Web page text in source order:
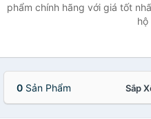
phẩm chính hãng với giá tốt
hộ
0 Sản Phẩm Sắp